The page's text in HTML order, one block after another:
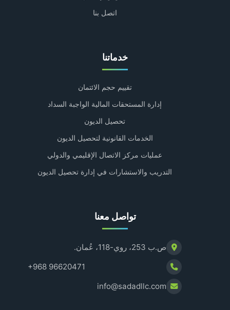
اتصل بنا
خدماتنا
تقييم حجم الائتمان
إدارة المستحقات المالية الواجبة السداد
تحصيل الديون
الخدمات القانونية لتحصيل الديون
عمليات مركز الاتصال الإقليمي والدولي
التدريب والاستشارات في إدارة تحصيل الديون
تواصل معنا
ص.ب 253، روي-118، عُمان.
+968 96620471
info@sadadllc.com